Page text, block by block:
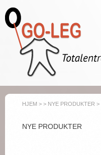
HJEM > > NYE PRODUKTER >
NYE PRODUKTER